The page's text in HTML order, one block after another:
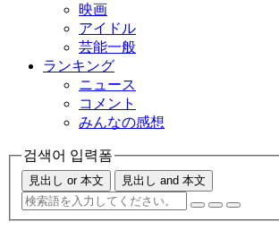
映画
アイドル
芸能一般
ランキング
ニュース
コメント
みんなの感想
검색어 입력폼
見出し or 本文 見出し and 本文